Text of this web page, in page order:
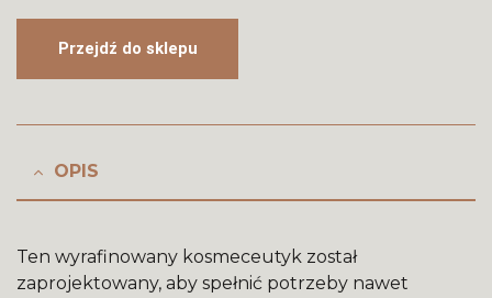
Przejdź do sklepu
OPIS
Ten wyrafinowany kosmeceutyk został
zaprojektowany, aby spełnić potrzeby nawet